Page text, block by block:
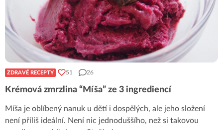
ZDRAVÉ RECEPTY 51 26
Krémová zmrzlina “Míša” ze 3 ingrediencí
Míša je oblíbený nanuk u dětí i dospělých, ale jeho složení
není příliš ideální. Není nic jednoduššího, než si takovou